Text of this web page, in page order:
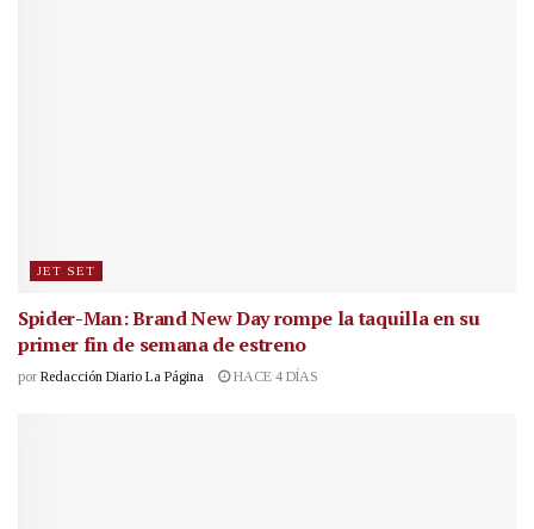
JET SET
Spider-Man: Brand New Day rompe la taquilla en su
primer fin de semana de estreno
por Redacción Diario La Página HACE 4 DÍAS